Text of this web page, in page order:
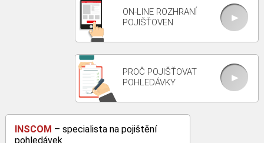
ON-LINE ROZHRANÍ
POJIŠŤOVEN
PROČ POJIŠŤOVAT
POHLEDÁVKY
INSCOM – specialista na pojištění
pohledávek